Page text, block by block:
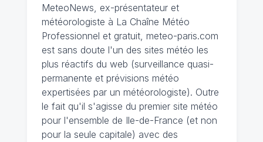
MeteoNews, ex-présentateur et
météorologiste à La Chaîne Météo
Professionnel et gratuit, meteo-paris.com
est sans doute l'un des sites météo les
plus réactifs du web (surveillance quasi-
permanente et prévisions météo
expertisées par un météorologiste). Outre
le fait qu'il s'agisse du premier site météo
pour l'ensemble de Ile-de-France (et non
pour la seule capitale) avec des